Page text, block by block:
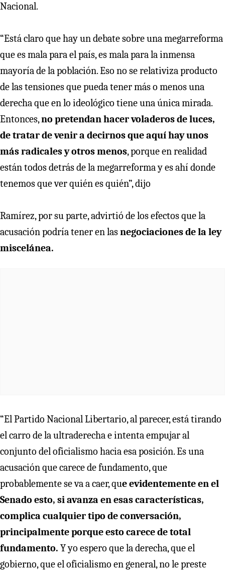
Nacional.
“Está claro que hay un debate sobre una megarreforma
que es mala para el país, es mala para la inmensa
mayoría de la población. Eso no se relativiza producto
de las tensiones que pueda tener más o menos una
derecha que en lo ideológico tiene una única mirada.
Entonces,no pretendan hacer voladeros de luces,
de tratar de venir a decirnos que aquí hay unos
más radicales y otros menos, porque en realidad
están todos detrás de la megarreforma y es ahí donde
tenemos que ver quién es quién”, dijo
Ramírez, por su parte, advirtió de los efectos que la
acusación podría tener en lasnegociaciones de la ley
miscelánea.
“El Partido Nacional Libertario, al parecer, está tirando
el carro de la ultraderecha e intenta empujar al
conjunto del oficialismo hacia esa posición. Es una
acusación que carece de fundamento, que
probablemente se va a caer, que evidentemente en el
Senado esto, si avanza en esas características,
complica cualquier tipo de conversación,
principalmente porque esto carece de total
fundamento. Y yo espero que la derecha, que el
gobierno, que el oficialismo en general, no le preste